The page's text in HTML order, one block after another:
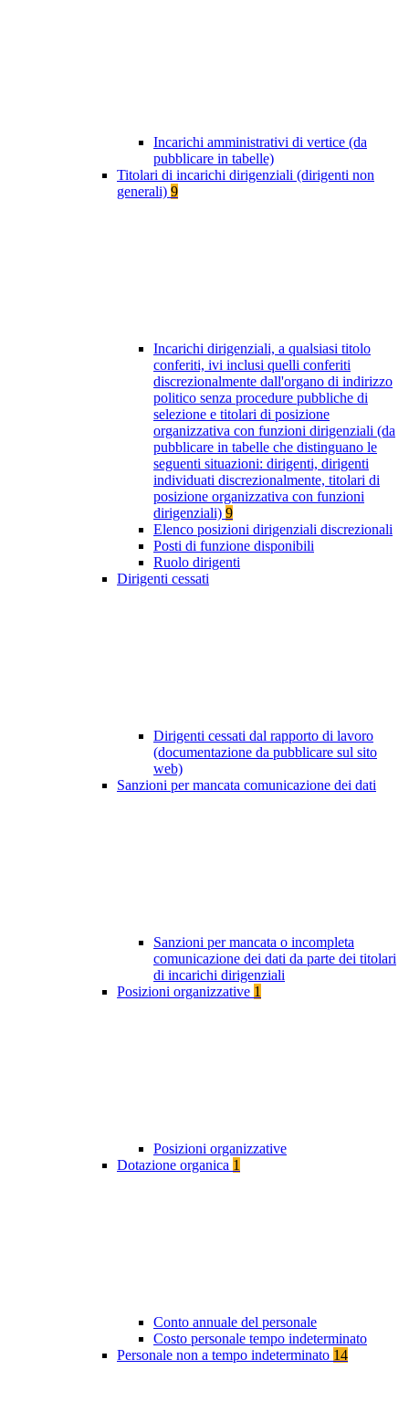
Incarichi amministrativi di vertice (da
pubblicare in tabelle)
Titolari di incarichi dirigenziali (dirigenti non
generali) 9
Incarichi dirigenziali, a qualsiasi titolo
conferiti, ivi inclusi quelli conferiti
discrezionalmente dall'organo di indirizzo
politico senza procedure pubbliche di
selezione e titolari di posizione
organizzativa con funzioni dirigenziali (da
pubblicare in tabelle che distinguano le
seguenti situazioni: dirigenti, dirigenti
individuati discrezionalmente, titolari di
posizione organizzativa con funzioni
dirigenziali) 9
Elenco posizioni dirigenziali discrezionali
Posti di funzione disponibili
Ruolo dirigenti
Dirigenti cessati
Dirigenti cessati dal rapporto di lavoro
(documentazione da pubblicare sul sito
web)
Sanzioni per mancata comunicazione dei dati
Sanzioni per mancata o incompleta
comunicazione dei dati da parte dei titolari
di incarichi dirigenziali
Posizioni organizzative 1
Posizioni organizzative
Dotazione organica 1
Conto annuale del personale
Costo personale tempo indeterminato
Personale non a tempo indeterminato 14